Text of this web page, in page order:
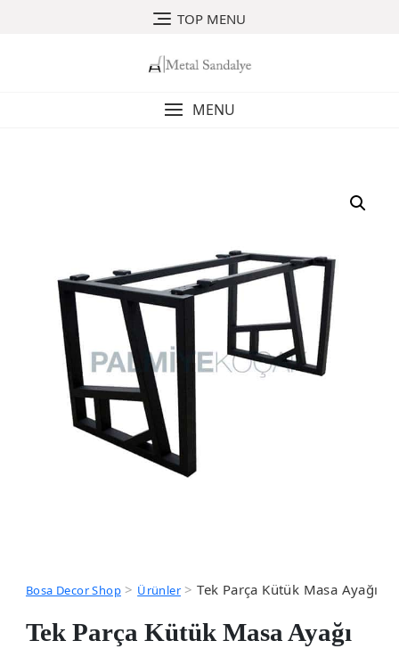
TOP MENU
MENU
Bosa Decor Shop> Ürünler>Tek Parça Kütük Masa Ayağı
Tek Parça Kütük Masa Ayağı